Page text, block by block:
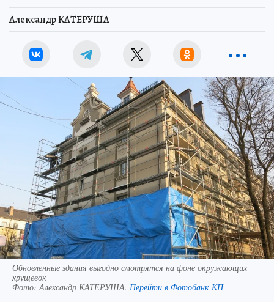
Александр КАТЕРУША
Обновленные здания выгодно смотрятся на фоне окружающих
хрущевок
Фото: Александр КАТЕРУША. Перейти в Фотобанк КП